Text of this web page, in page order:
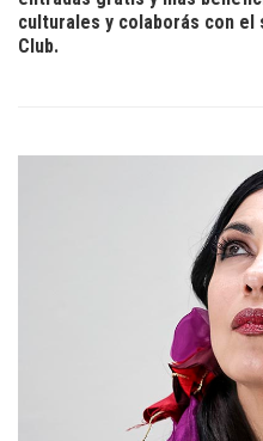
culturales y colaborás con
Club.